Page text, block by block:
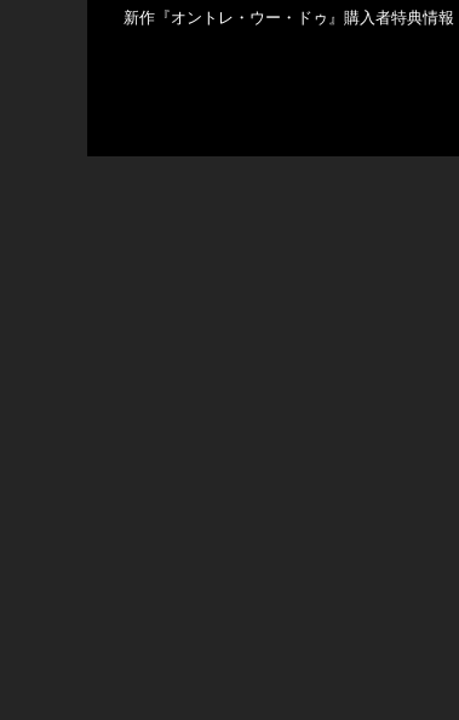
新作『オントレ・ウー・ドゥ』購入者特典情報